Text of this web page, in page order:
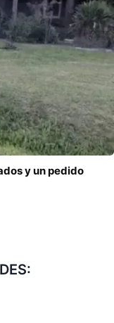
y un pedido